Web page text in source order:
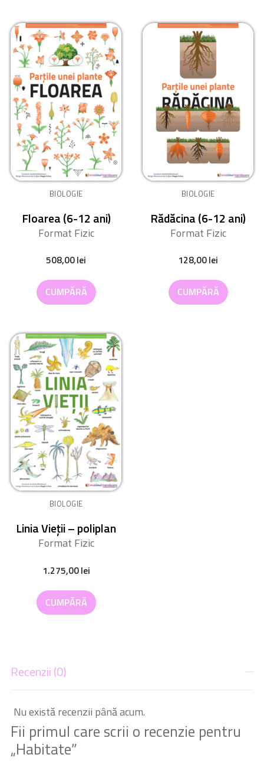
BIOLOGIE
Floarea (6-12 ani)
Format Fizic
508,00lei
CUMPĂRĂ
BIOLOGIE
Rădăcina (6-12 ani)
Format Fizic
128,00lei
CUMPĂRĂ
BIOLOGIE
Linia Vieții – poliplan
Format Fizic
1.275,00lei
CUMPĂRĂ
Recenzii (0)
Nu există recenzii până acum.
Fii primul care scrii o recenzie pentru
„Habitate”